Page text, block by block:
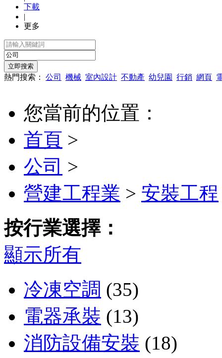
下載
|
更多
熱門搜索： 公司 機械 室內設計 不動產 幼兒園 行銷 網頁
您當前的位置：
首頁 >
公司 >
營建工程業 > 安裝工程
按行業選擇：
顯示所有
冷凍空調 (35)
電器承裝 (13)
消防設備安裝 (18)